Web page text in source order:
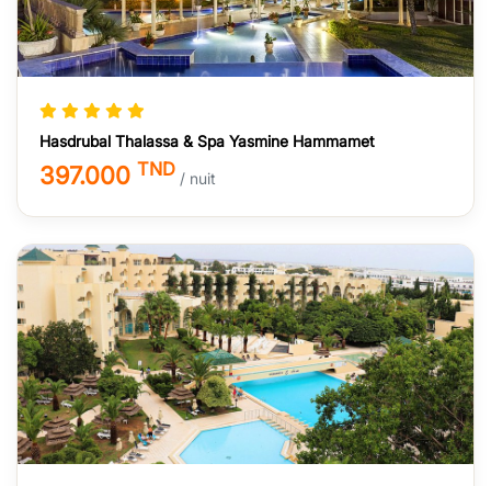
Hasdrubal Thalassa & Spa Yasmine Hammamet
397.000 TND / nuit